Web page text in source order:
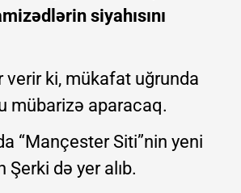
siyahısını
verir ki, mükafat uğrunda
mübarizə aparacaq.
“Mançester Siti”nin yeni
də yer alıb.